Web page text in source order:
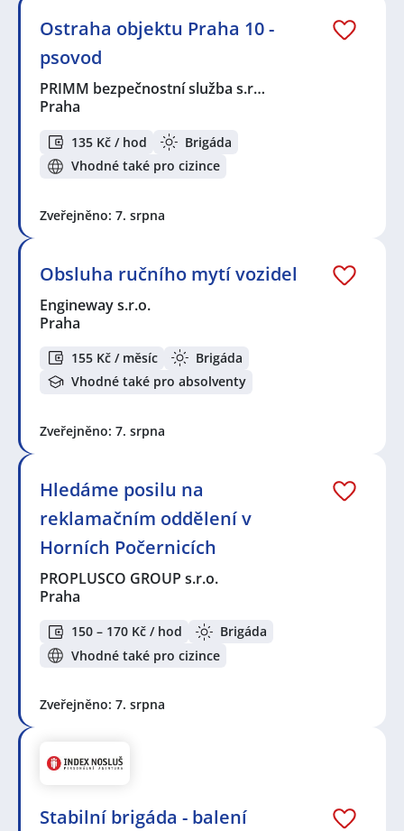
Ostraha objektu Praha 10 -
psovod
PRIMM bezpečnostní služba s.r…
Praha
135 Kč / hod
Brigáda
Vhodné také pro cizince
Zveřejněno: 7. srpna
Obsluha ručního mytí vozidel
Engineway s.r.o.
Praha
155 Kč / měsíc
Brigáda
Vhodné také pro absolventy
Zveřejněno: 7. srpna
Hledáme posilu na
reklamačním oddělení v
Horních Počernicích
PROPLUSCO GROUP s.r.o.
Praha
150 – 170 Kč / hod
Brigáda
Vhodné také pro cizince
Zveřejněno: 7. srpna
Stabilní brigáda - balení